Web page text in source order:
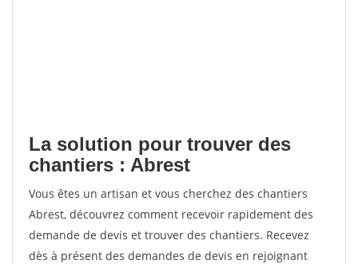
La solution pour trouver des
chantiers : Abrest
Vous êtes un artisan et vous cherchez des chantiers
Abrest, découvrez comment recevoir rapidement des
demande de devis et trouver des chantiers. Recevez
dès à présent des demandes de devis en rejoignant